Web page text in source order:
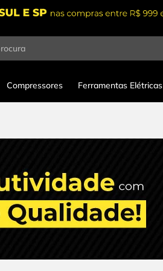
Compressores Ferramentas Elétricas